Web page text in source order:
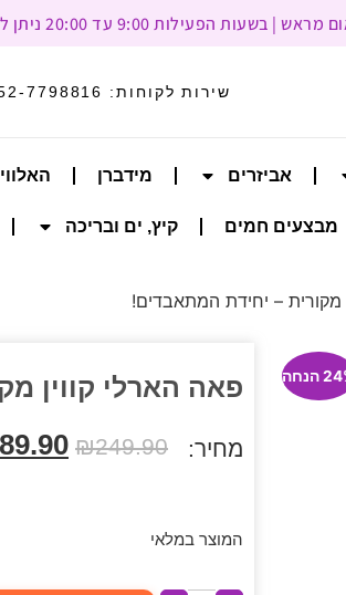
9:00 עד 20:00 ניתן לרכוש במקום , מרחוב ז’בוטינסקי 93, רמת גן
שירות לקוחות: 7798816
אביזרים מידברן
מבצעים חמים קיץ, ים ובריכה
מקורית – יחידת המתאבדים!
הנחה פאה הארלי קווין
מחיר: ₪249.90
המוצר במלאי